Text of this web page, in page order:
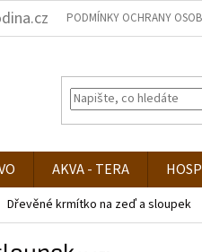
PODMÍNKY OCHRANY
AKVA - TERA
Dřevěné krmítko na zeď a sloupek